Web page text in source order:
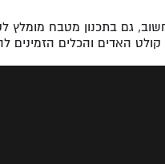
גם בתכנון מטבח
קולט האדים והכלים הזמינים